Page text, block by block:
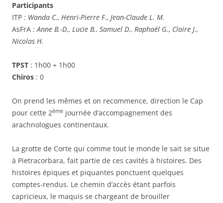
Participants
ITP : Wanda C., Henri-Pierre F., Jean-Claude L. M.
AsFrA :Anne B.-D., Lucie B., Samuel D., Raphaël G., Claire J.,
Nicolas H.
TPST : 1h00 + 1h00
Chiros : 0
On prend les mêmes et on recommence, direction le Cap
pour cette 2ème journée d’accompagnement des
arachnologues continentaux.
La grotte de Corte qui comme tout le monde le sait se situe
à Pietracorbara, fait partie de ces cavités à histoires. Des
histoires épiques et piquantes ponctuent quelques
comptes-rendus. Le chemin d’accès étant parfois
capricieux, le maquis se chargeant de brouiller